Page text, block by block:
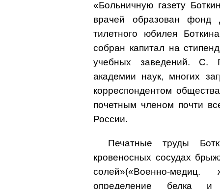
«Больничную газету
врачей образован
тилетного юбилея
собран капитал на
учебных заведений. С.
академии наук, многих
корреспондентом
почетным членом почти
России.
Печатные труды
кровеносных сосудах
солей»(«Военно-
определение белка